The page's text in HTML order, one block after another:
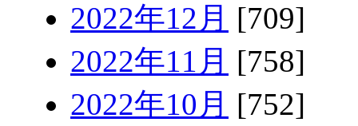
2022年12月 [709]
2022年11月 [758]
2022年10月 [752]